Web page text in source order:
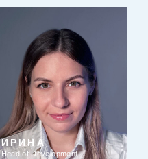
ИРИНА
Head of Development